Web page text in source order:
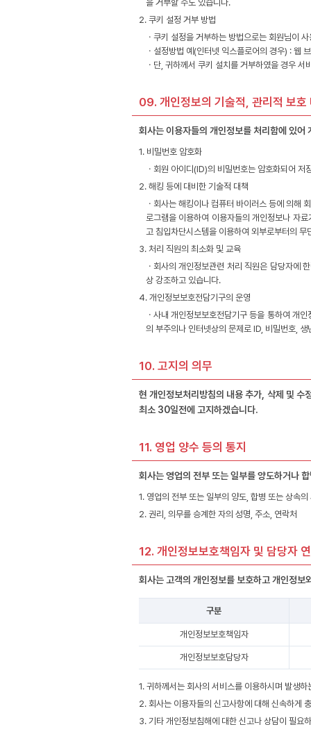
을 거부할 수도 있습니다.
2. 쿠키 설정 거부 방법
ㆍ쿠키 설정을 거부하는 방법으로는 회원님이
ㆍ설정방법 예(인터넷 익스플로어의 경우) : 웹
ㆍ단, 귀하께서 쿠키 설치를 거부하였을 경우
09. 개인정보의 기술적, 관리적 보호
회사는 이용자들의 개인정보를 처리함에 있
1. 비밀번호 암호화
ㆍ회원 아이디(ID)의 비밀번호는 암호화되어
2. 해킹 등에 대비한 기술적 대책
ㆍ회사는 해킹이나 컴퓨터 바이러스 등에 의해
로그램을 이용하여 이용자들의 개인정보나 자
고 침입차단시스템을 이용하여 외부로부터의
3. 처리 직원의 최소화 및 교육
ㆍ회사의 개인정보관련 처리 직원은 담당자에
상 강조하고 있습니다.
4. 개인정보보호전담기구의 운영
ㆍ사내 개인정보보호전담기구 등을 통하여 개
의 부주의나 인터넷상의 문제로 ID, 비밀번호,
10. 고지의 의무
현 개인정보처리방침의 내용 추가, 삭제 및
최소 30일전에 고지하겠습니다.
11. 영업 양수 등의 통지
회사는 영업의 전부 또는 일부를 양도하거나
1. 영업의 전부 또는 일부의 양도, 합병 또는 상속의
2. 권리, 의무를 승계한 자의 성명, 주소, 연락처
12. 개인정보보호책임자 및 담당자
회사는 고객의 개인정보를 보호하고 개인정
구분
개인정보보호책임자
개인정보보호담당자
1. 귀하께서는 회사의 서비스를 이용하시며 발생
2. 회사는 이용자들의 신고사항에 대해 신속하게
3. 기타 개인정보침해에 대한 신고나 상담이 필요